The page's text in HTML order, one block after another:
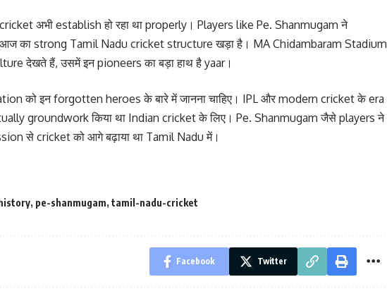
अभी establish हो रहा था properly। Players like Pe. Shanmugam ने
का strong Tamil Nadu cricket structure खड़ा है। MA Chidambaram Stadium
देखते हैं, उसमें इन pioneers का बड़ा हाथ है yaar।
को इन forgotten heroes के बारे में जानना चाहिए। IPL और modern cricket के era
groundwork किया था Indian cricket के लिए। Pe. Shanmugam जैसे players ने
से cricket को आगे बढ़ाया था Tamil Nadu में।
, pe-shanmugam, tamil-nadu-cricket
Facebook Twitter